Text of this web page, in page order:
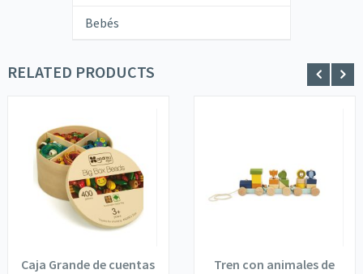
Bebés
RELATED PRODUCTS
Caja Grande de cuentas
Tren con animales de